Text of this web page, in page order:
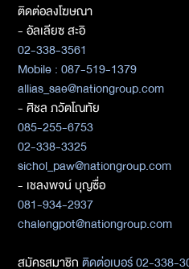
ติดต่อลงโฆษณา
- อัลเลียซ สะอิ
02-338-3561
Mobile : 087-519-1379
allias_sae@nationgroup.com
- ศิชล ภวัตโณทัย
085-255-6753
02-338-3325
sichol_paw@nationgroup.com
- เชลงพจน์ บุญซื่อ
081-934-2937
chalengpot@nationgroup.com
สมัครสมาชิกติดต่อเบอร์ 02-338-